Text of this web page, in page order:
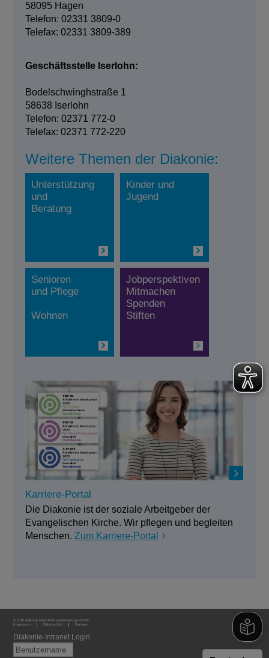
58095 Hagen
Telefon: 02331 3809-0
Telefax: 02331 3809-389
Geschäftsstelle Iserlohn:
Bodelschwinghstraße 1
58638 Iserlohn
Telefon: 02371 772-0
Telefax: 02371 772-220
Weitere Themen der Diakonie:
Unterstützung
und
Beratung
Kinder und
Jugend
Senioren
und Pflege
Wohnen
Jobperspektiven
Mitmachen
Spenden
Stiften
Karriere-Portal
Die Diakonie ist der soziale Arbeitgeber der
Evangelischen Kirche. Wir pflegen und begleiten
Menschen.Zum Karriere-Portal
© 2026 Diakonie Mark-Ruhr gemeinnützige GmbH
Impressum
Datenschutz Karriere
Diakonie-Intranet Login